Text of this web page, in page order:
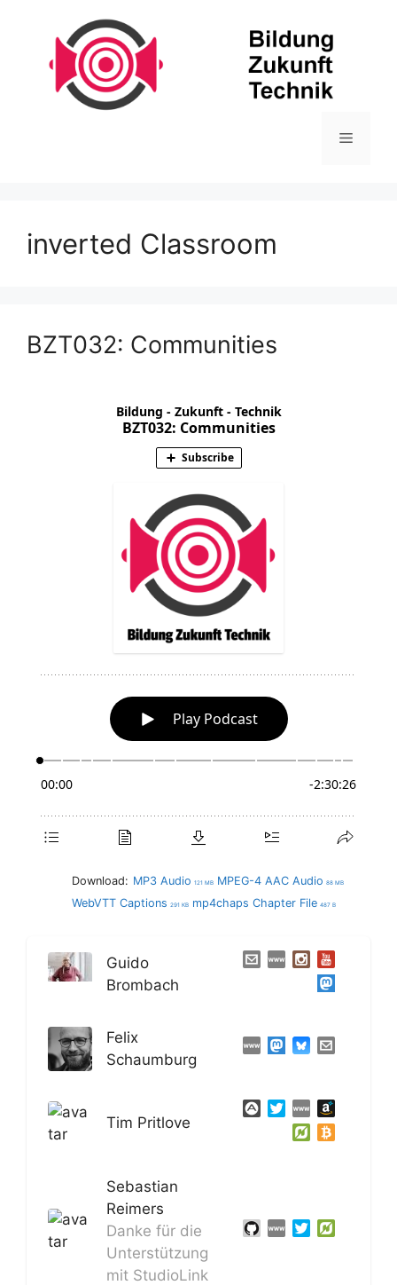
Menü
inverted Classroom
BZT032: Communities
Download: MP3 Audio 121 MB MPEG-4 AAC Audio 88 MB
WebVTT Captions 291 KB mp4chaps Chapter File 487 B
Guido
Brombach
Felix
Schaumburg
Tim Pritlove
Sebastian
Reimers
Danke für die
Unterstützung
mit StudioLink